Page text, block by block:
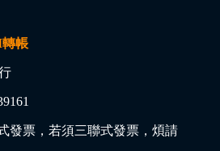
帳
發票，若須三聯式發票，煩請